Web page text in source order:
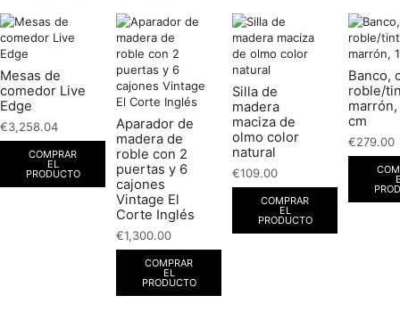
Mesas de
comedor Live
Edge
€3,258.04
COMPRAR
EL
PRODUCTO
Aparador de
madera de
roble con 2
puertas y 6
cajones
Vintage El
Corte Inglés
€1,300.00
COMPRAR
EL
PRODUCTO
Silla de
madera
maciza de
olmo color
natural
€109.00
COMPRAR
EL
PRODUCTO
Banco,
roble/
marrón,
cm
€279.00